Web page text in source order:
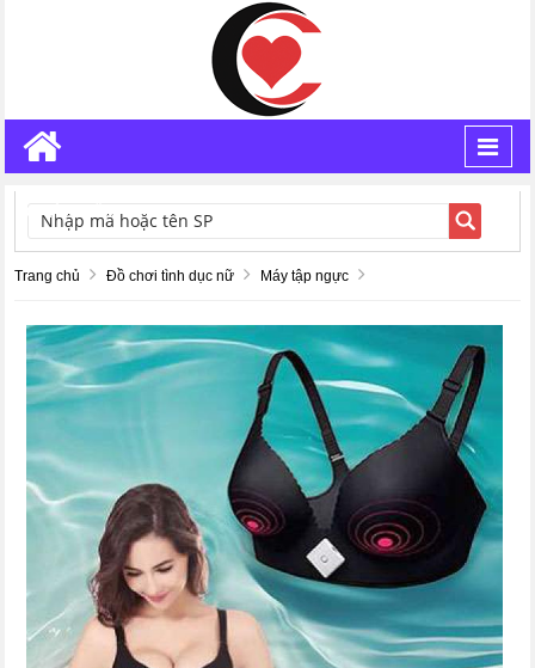
TÌM KIẾM
Trang chủ Đồ chơi tình dục nữ Máy tập ngực